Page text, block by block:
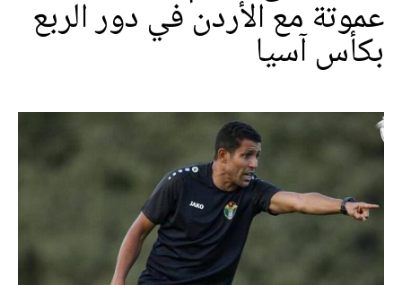
عموتة مع الأردن في دور الربع
بكأس آسيا